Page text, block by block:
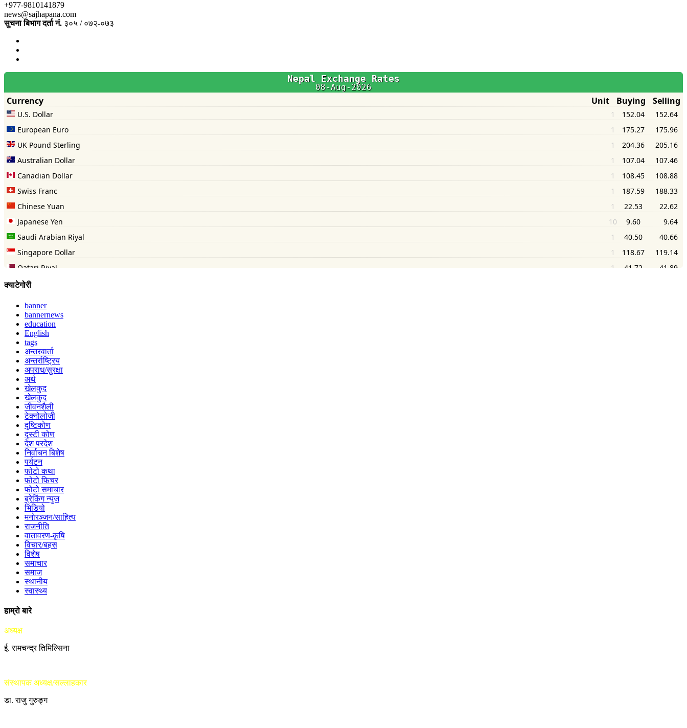
+977-9810141879
news@sajhapana.com
सुचना बिभाग दर्ता नं. ३०५ / ०७२-०७३
क्याटेगोरी
banner
bannernews
education
English
tags
अन्तरवार्ता
अन्तर्राष्ट्रिय
अपराध/सुरक्षा
अर्थ
खेलकुद
खेलकुद
जीवनशैली
टेक्नोलोजी
दृष्टिकोण
दृस्टी कोण
देश परदेश
निर्वाचन बिशेष
पर्यटन
फोटो कथा
फोटो फिचर
फोटो समाचार
ब्रेकिंग न्युज
भिडियो
मनोरञ्जन/साहित्य
राजनीति
वातावरण-कृषि
विचार/बहस
विशेष
समाचार
समाज
स्थानीय
स्वास्थ्य
हाम्रो बारे
अध्यक्ष
ई. रामचन्द्र तिमिल्सिना
संस्थापक अध्यक्ष/सल्लाहकार
डा. राजु गुरुङ्ग